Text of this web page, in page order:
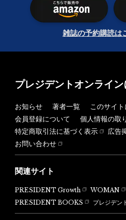
雑誌の予約購読は
プレジデントオンライン
お知らせ 著者一覧
このサイ
会員登録について
個人情報の取
特定商取引法に基づく表示
広告
お問い合わせ
関連サイト
PRESIDENT Growth WOMAN
PRESIDENT BOOKS
プレジデ